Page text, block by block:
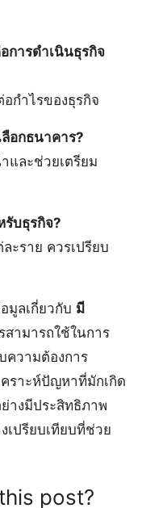
การดำเนินธุรกิจ
กำไรของธุรกิจ
อกธนาคาร?
และช่วยเตรียม
บธุรกิจ?
ะราย ควรเปรียบ
มูลเกี่ยวกับ มี
สามารถใช้ในการ
ความต้องการ
คราะห์ปัญหาที่มักเกิด
างมีประสิทธิภาพ
เปรียบเทียบที่ช่วย
post?